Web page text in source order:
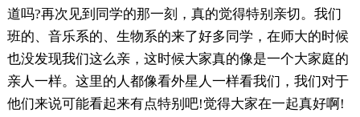
道吗?再次见到同学的那一刻，真的觉得特别亲切。我们
班的、音乐系的、生物系的来了好多同学，在师大的时候
也没发现我们这么亲，这时候大家真的像是一个大家庭的
亲人一样。这里的人都像看外星人一样看我们，我们对于
他们来说可能看起来有点特别吧!觉得大家在一起真好啊!